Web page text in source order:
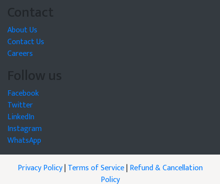
Contact
About Us
Contact Us
Careers
Follow us
Facebook
Twitter
LinkedIn
Instagram
WhatsApp
Privacy Policy|Terms of Service|Refund & Cancellation
Policy